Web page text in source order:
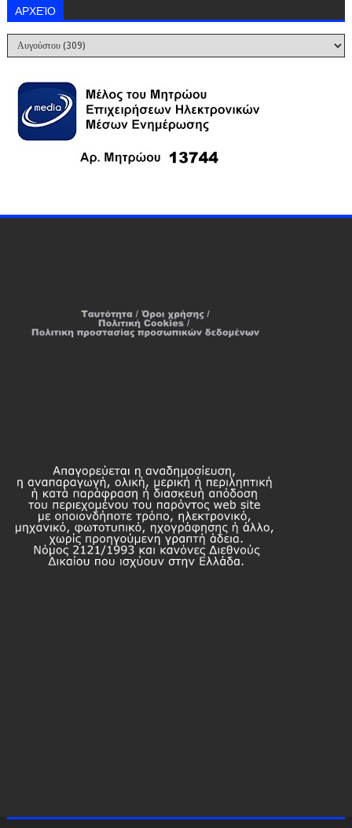
ΑΡΧΕΊΟ